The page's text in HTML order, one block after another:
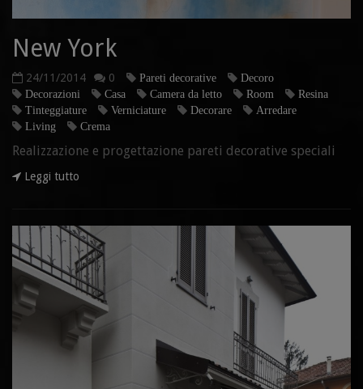
New York
24/11/2014 0 Pareti decorative
Decoro
Decorazioni
Casa Camera da letto Room
Resina
Tinteggiature
Verniciature Decorare
Arredare
Living
Crema
Realizzazione e progettazione pareti decorative speciali
Leggi tutto